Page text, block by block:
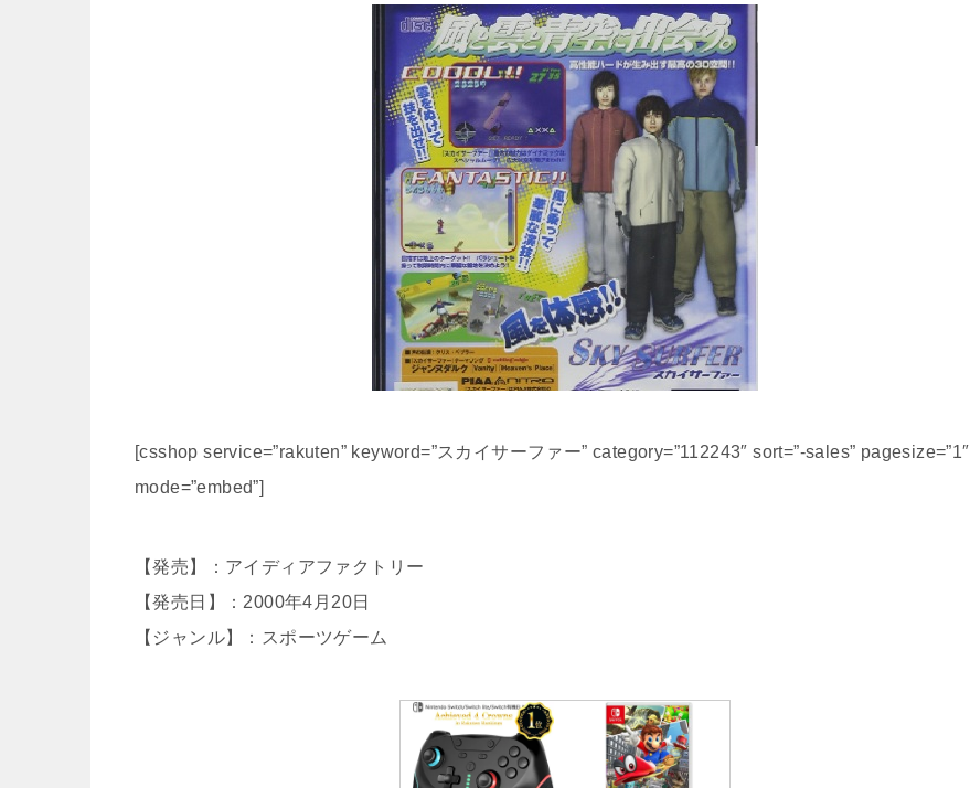
[csshop service=”rakuten” keyword=”スカイサーファー” category=”112243″ sort=”-sales” pagesize=”1″
mode=”embed”]
【発売】：アイディアファクトリー
【発売日】：2000年4月20日
【ジャンル】：スポーツゲーム